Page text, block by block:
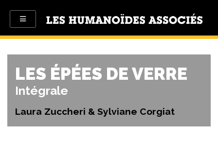
LES ÉPÉES DE VERRE
Intégrale
Laura Zuccheri & Sylviane Corgiat